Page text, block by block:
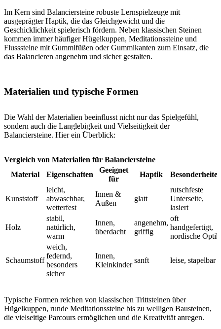
Im Kern sind Balanciersteine robuste Lernspielzeuge mit
ausgeprägter Haptik, die das Gleichgewicht und die
Geschicklichkeit spielerisch fördern. Neben klassischen Steinen
kommen immer häufiger Hügelkuppen, Meditationssteine und
Flusssteine mit Gummifüßen oder Gummikanten zum Einsatz, die
das Balancieren angenehm und sicher gestalten.
Materialien und typische Formen
Die Wahl der Materialien beeinflusst nicht nur das Spielgefühl,
sondern auch die Langlebigkeit und Vielseitigkeit der
Balanciersteine. Hier ein Überblick:
Vergleich von Materialien für Balanciersteine
Material
Eigenschaften
Geeignet
für
Haptik
Kunststoff
leicht,
abwaschbar,
wetterfest
Innen &
Außen
glatt
rutschfeste
Unterseite,
lasiert
Holz
stabil,
natürlich,
warm
Innen,
überdacht
angenehm,
griffig
oft
handgefertigt,
nordische Optik
Schaumstoff
weich,
federnd,
besonders
sicher
Innen,
Kleinkinder
sanft leise, stapelbar
Typische Formen reichen von klassischen Trittsteinen über
Hügelkuppen, runde Meditationssteine bis zu welligen Bausteinen,
die vielseitige Parcours ermöglichen und die Kreativität anregen.